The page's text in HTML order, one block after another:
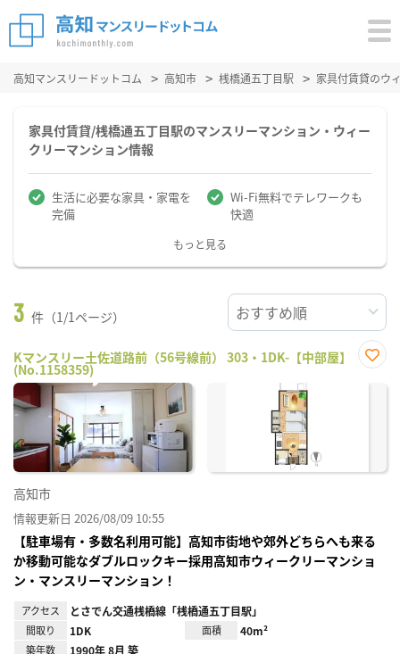
高知マンスリードットコム 高知市 桟橋通五丁目駅 家具付賃貸のウ
家具付賃貸/桟橋通五丁目駅のマンスリーマンション・ウィー
クリーマンション情報
生活に必要な家具・家電を
完備
Wi-Fi無料でテレワークも
快適
もっと見る
3 件（1/1ページ）
Kマンスリー土佐道路前（56号線前） 303・1DK-【中部屋】
(No.1158359)
に入
高知市
情報更新日 2026/08/09 10:55
【駐車場有・多数名利用可能】高知市街地や郊外どちらへも来る
か移動可能なダブルロックキー採用高知市ウィークリーマンショ
ン・マンスリーマンション！
アクセス とさでん交通桟橋線「桟橋通五丁目駅」
間取り 1DK 面積 40m²
築年数 1990年 8月 築